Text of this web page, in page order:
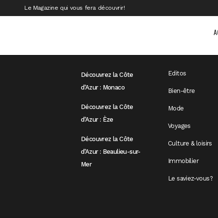
Le Magazine qui vous fera découvrir!
Découvrez la Côte
d’Azur : Monaco
Découvrez la Côte
d’Azur : Èze
Découvrez la Côte
d’Azur : Beaulieu-sur-
Mer
Editos
Bien-être
Mode
Voyages
Culture & loisirs
Immobilier
Le saviez-vous?